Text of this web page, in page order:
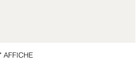
Aperçu rapide
AFFICHE